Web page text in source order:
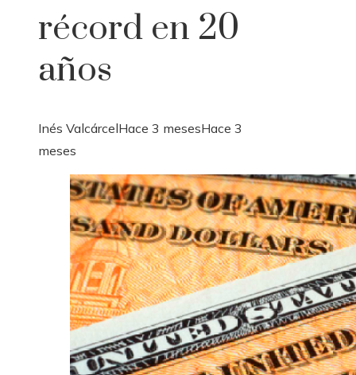
récord en 20
años
Inés ValcárcelHace 3 mesesHace 3
meses